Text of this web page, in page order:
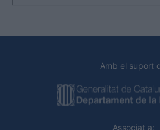
Amb el suport
Associat a: